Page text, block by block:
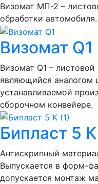
Визомат МП-2 –
обработки автомобиля.
Визомат Q1
Визомат Q1 –
являющийся аналогом
устанавливаемой
сборочном конвейере.
Бипласт 5 К
Антискрипный
Выпускается в форм-
допускается монтаж